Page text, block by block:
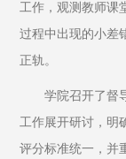
工作，观测教师课
过程中出现的小差
正轨。
学院召开了督
工作展开研讨，明
评分标准统一，并